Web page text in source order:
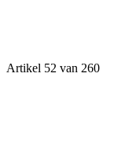
Artikel 52 van 260